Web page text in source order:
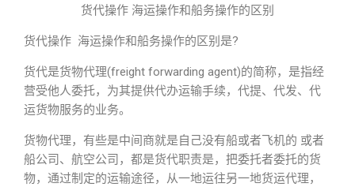
货代操作 海运操作和船务操作的区别
货代操作 海运操作和船务操作的区别是?
货代是货物代理(freight forwarding agent)的简称，是指经
营受他人委托，为其提供代办运输手续，代提、代发、代
运货物服务的业务。
货物代理，有些是中间商就是自己没有船或者飞机的 或者
船公司、航空公司，都是货代职责是，把委托者委托的货
物，通过制定的运输途径，从一地运往另一地货运代理，